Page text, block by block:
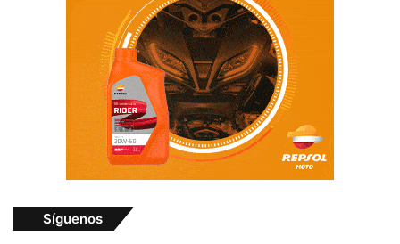
Síguenos